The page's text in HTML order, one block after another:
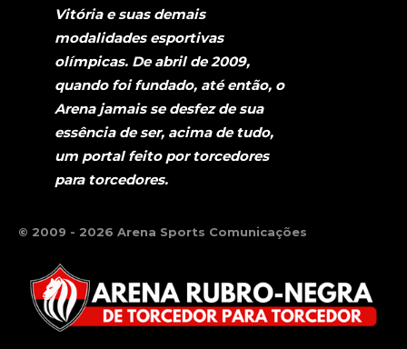
Vitória e suas demais
modalidades esportivas
olímpicas. De abril de 2009,
quando foi fundado, até então, o
Arena jamais se desfez de sua
essência de ser, acima de tudo,
um portal feito por torcedores
para torcedores.
© 2009 - 2026 Arena Sports Comunicações